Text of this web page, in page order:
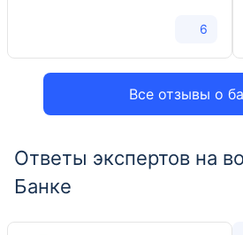
Все отзывы о
6
Ответы экспертов на
Банке